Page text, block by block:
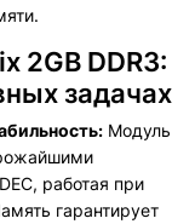
2GB DDR3:
задачах
Модуль
работая при
гарантирует